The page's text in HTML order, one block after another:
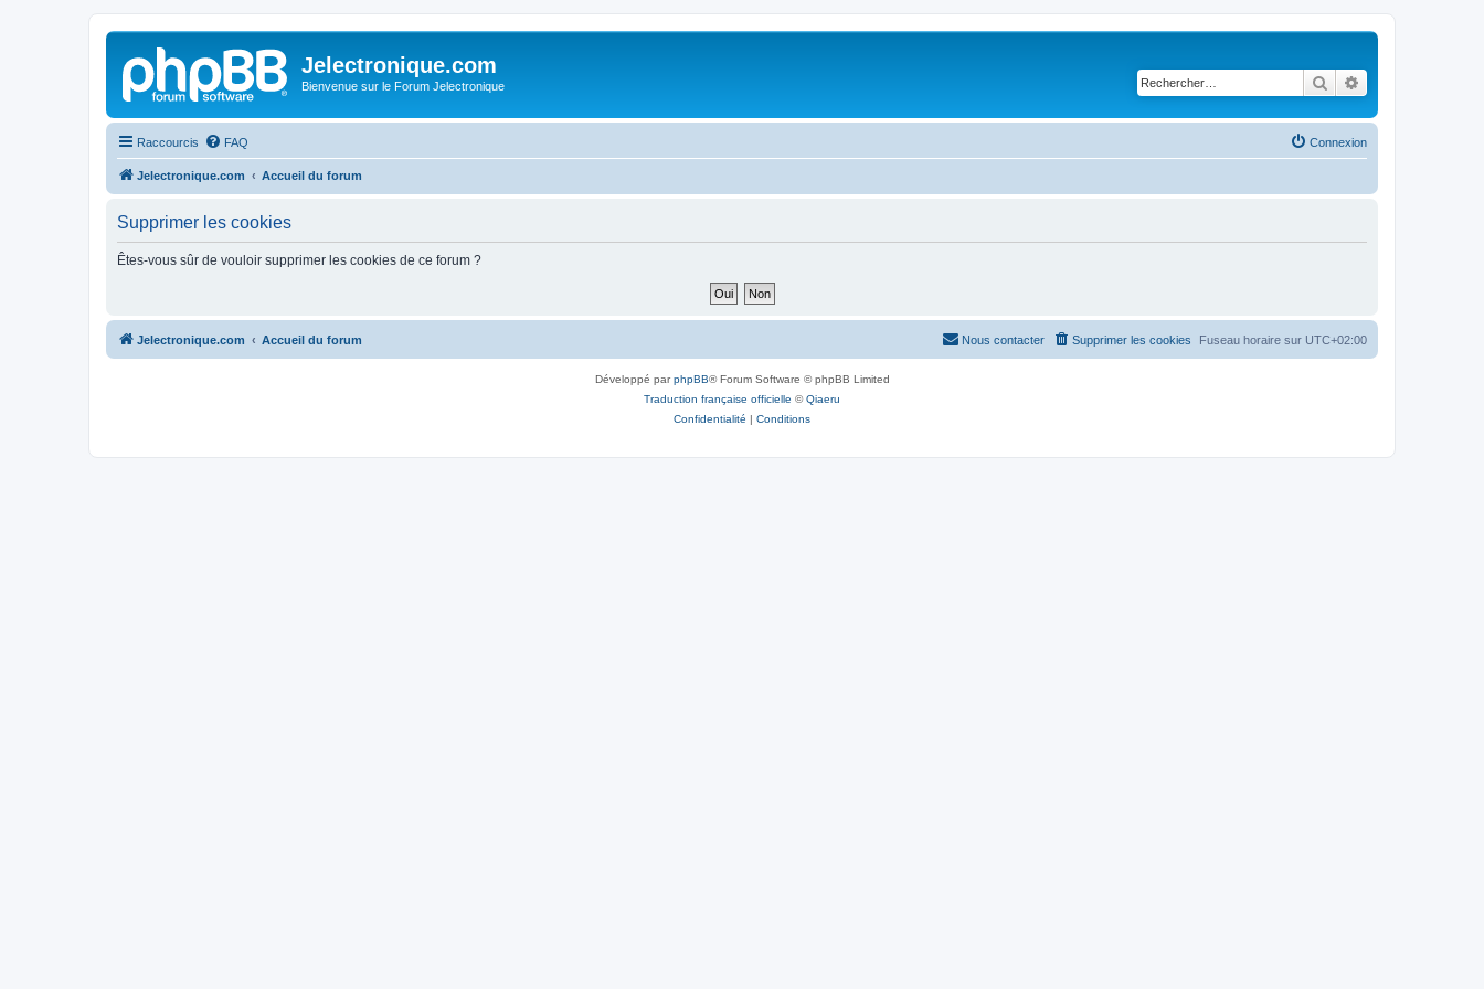
Jelectronique.com
Bienvenue sur le Forum Jelectronique Rechercher
Raccourcis FAQ Connexion
Jelectronique.com Accueil du forum
Supprimer les cookies
Êtes-vous sûr de vouloir supprimer les cookies de ce forum ?
Jelectronique.com Accueil du forum Fuseau horaire sur UTC+02:00
Supprimer les cookies
Nous contacter
Développé parphpBB® Forum Software © phpBB Limited
Traduction française officielle ©Qiaeru
Confidentialité | Conditions